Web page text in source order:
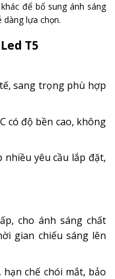
để bổ sung ánh sáng
dàng lựa chọn.
T5
sang trọng phù hợp
có độ bền cao, không
yêu cầu lắp đặt,
cho ánh sáng chất
gian chiếu sáng lên
chế chói mắt, bảo